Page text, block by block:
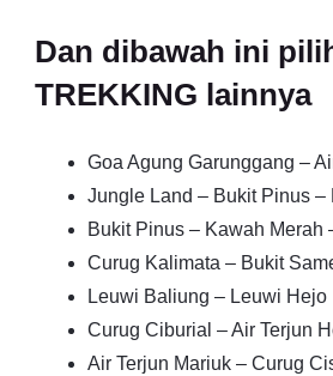
Dan dibawah ini
TREKKING lainnya
Goa Agung Garunggang –
Jungle Land – Bukit Pinus –
Bukit Pinus – Kawah Merah
Curug Kalimata – Bukit
Leuwi Baliung – Leuwi Hejo
Curug Ciburial – Air Terjun
Air Terjun Mariuk – Curug